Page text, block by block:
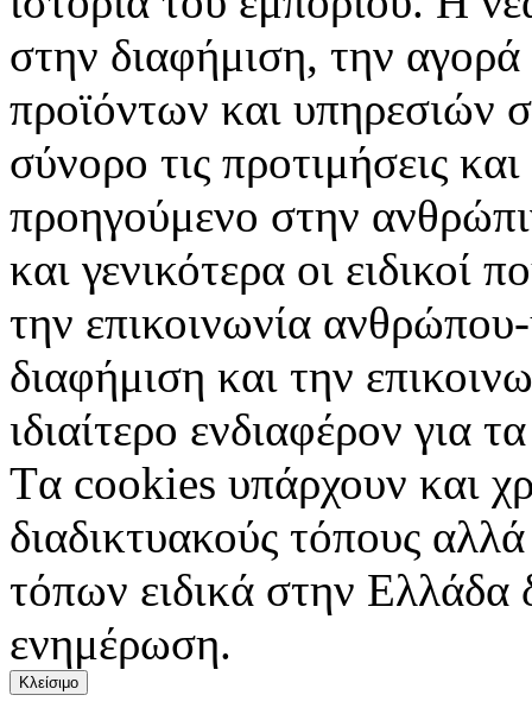
στην διαφήμιση, την
προϊόντων και υπηρεσιών
σύνορο τις προτιμήσεις
προηγούμενο στην
και γενικότερα οι ειδικοί
την επικοινωνία
διαφήμιση και την
ιδιαίτερο ενδιαφέρον για
Tα cookies υπάρχουν και
διαδικτυακούς τόπους
τόπων ειδικά στην Ελλάδα
ενημέρωση.
Κλείσιμο